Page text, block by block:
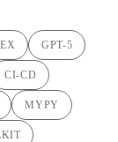
GPT-5
CI-CD
MYPY